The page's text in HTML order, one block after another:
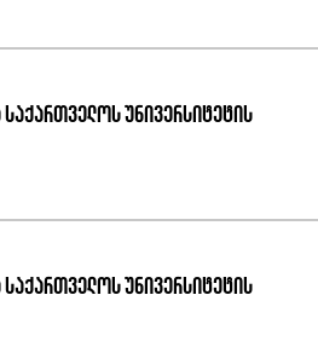
უნივერსიტეტის
უნივერსიტეტის